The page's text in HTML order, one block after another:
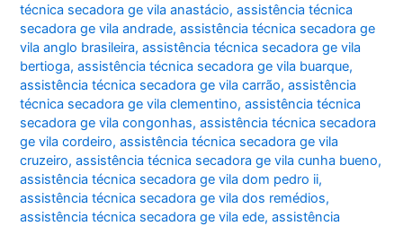
técnica secadora ge vila anastácio,assistência técnica
secadora ge vila andrade,assistência técnica secadora ge
vila anglo brasileira,assistência técnica secadora ge vila
bertioga,assistência técnica secadora ge vila buarque,
assistência técnica secadora ge vila carrão,assistência
técnica secadora ge vila clementino,assistência técnica
secadora ge vila congonhas,assistência técnica secadora
ge vila cordeiro,assistência técnica secadora ge vila
cruzeiro,assistência técnica secadora ge vila cunha bueno,
assistência técnica secadora ge vila dom pedro ii,
assistência técnica secadora ge vila dos remédios,
assistência técnica secadora ge vila ede,assistência